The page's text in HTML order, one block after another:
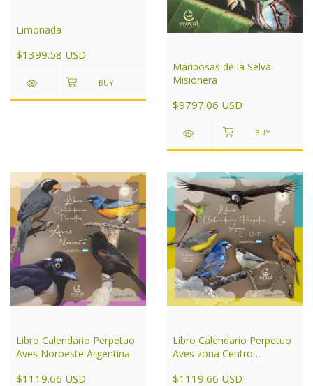
Limonada
$1399.58 USD
Mariposas de la Selva
Misionera
$9797.06 USD
Libro Calendario Perpetuo
Aves Noroeste Argentina
$1119.66 USD
Libro Calendario Perpetuo
Aves zona Centro
$1119.66 USD